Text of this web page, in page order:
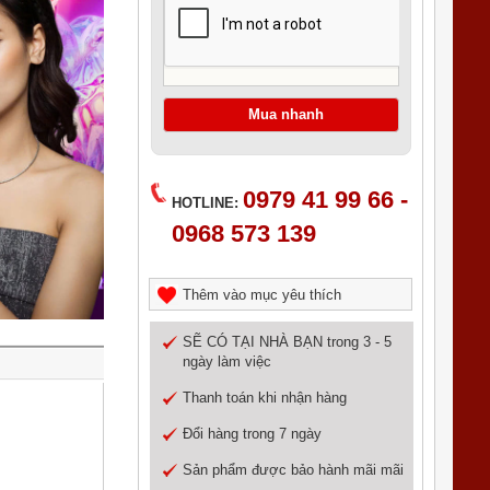
HOTLINE:0979 41 99 66 -
0968 573 139
Thêm vào mục yêu thích
SẼ CÓ TẠI NHÀ BẠN trong 3 - 5
ngày làm việc
Thanh toán khi nhận hàng
Đổi hàng trong 7 ngày
Sản phẩm được bảo hành mãi mãi